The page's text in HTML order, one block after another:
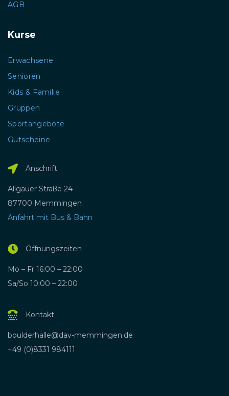
AGB
Kurse
Erwachsene
Senioren
Kids & Familie
Gruppen
Sportangebote
Gutscheine
Anschrift
Allgäuer Straße 24
87700 Memmingen
Anfahrt mit Bus & Bahn
Öffnungszeiten
Mo – Fr 16:00 – 22:00
Sa/So 10:00 – 22:00
Kontakt
boulderhalle@dav-memmingen.de
+49 (0)8331 984111